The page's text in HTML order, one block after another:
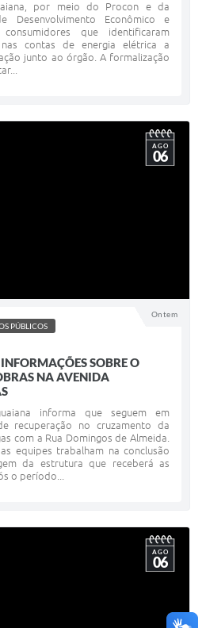
por meio do Procon e da
Desenvolvimento Econômico e
que identificaram
nas contas de energia elétrica a
junto ao órgão. A formalização
Ontem
AGO
06
PÚBLICOS
SOBRE O
NA AVENIDA
informa que seguem em
recuperação no cruzamento da
com a Rua Domingos de Almeida.
equipes trabalham na conclusão
da estrutura que receberá as
o período...
AGO
06